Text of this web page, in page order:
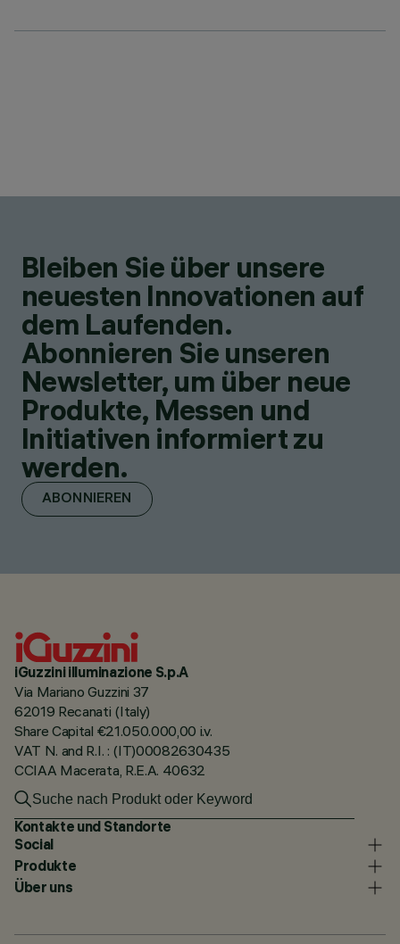
Bleiben Sie über unsere
neuesten Innovationen auf
dem Laufenden.
Abonnieren Sie unseren
Newsletter, um über neue
Produkte, Messen und
Initiativen informiert zu
werden.
ABONNIEREN
iGuzzini illuminazione S.p.A
Via Mariano Guzzini 37
62019 Recanati (Italy)
Share Capital €21.050.000,00 i.v.
VAT N. and R.I. : (IT)00082630435
CCIAA Macerata, R.E.A. 40632
Kontakte und Standorte
Social
Produkte
Über uns